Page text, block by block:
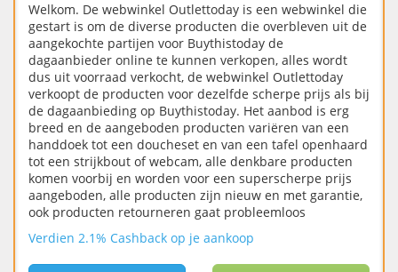
Welkom. De webwinkel Outlettoday is een webwinkel die
gestart is om de diverse producten die overbleven uit de
aangekochte partijen voor Buythistoday de
dagaanbieder online te kunnen verkopen, alles wordt
dus uit voorraad verkocht, de webwinkel Outlettoday
verkoopt de producten voor dezelfde scherpe prijs als bij
de dagaanbieding op Buythistoday. Het aanbod is erg
breed en de aangeboden producten variëren van een
handdoek tot een doucheset en van een tafel openhaard
tot een strijkbout of webcam, alle denkbare producten
komen voorbij en worden voor een superscherpe prijs
aangeboden, alle producten zijn nieuw en met garantie,
ook producten retourneren gaat probleemloos
Verdien 2.1% Cashback op je aankoop